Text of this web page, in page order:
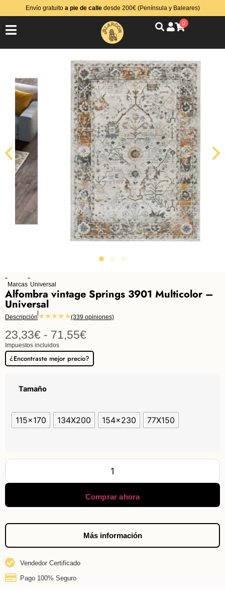
Envío gratuito a pie de calledesde 200€ (Península y Baleares)
0
Marcas Universal
Alfombra vintage Springs 3901 Multicolor –
Universal
Descripción ★★★★★(339 opiniones)
23,33€ - 71,55€
Impuestos incluidos
¿Encontraste mejor precio?
Tamaño
115x170 134X200 154x230 77X150
Comprar ahora
Más información
Vendedor Certificado
Pago 100% Seguro